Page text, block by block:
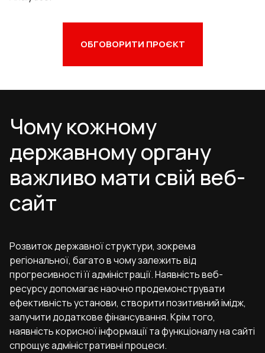
ОБГОВОРИТИ ПРОЄКТ
Чому кожному
державному органу
важливо мати свій веб-
сайт
Розвиток державної структури, зокрема
регіональної, багато в чому залежить від
прогресивності її адміністрації. Наявність веб-
ресурсу допомагає наочно продемонструвати
ефективність установи, створити позитивний імідж,
залучити додаткове фінансування. Крім того,
наявність корисної інформації та функціоналу на сайті
спрощує адміністративні процеси.